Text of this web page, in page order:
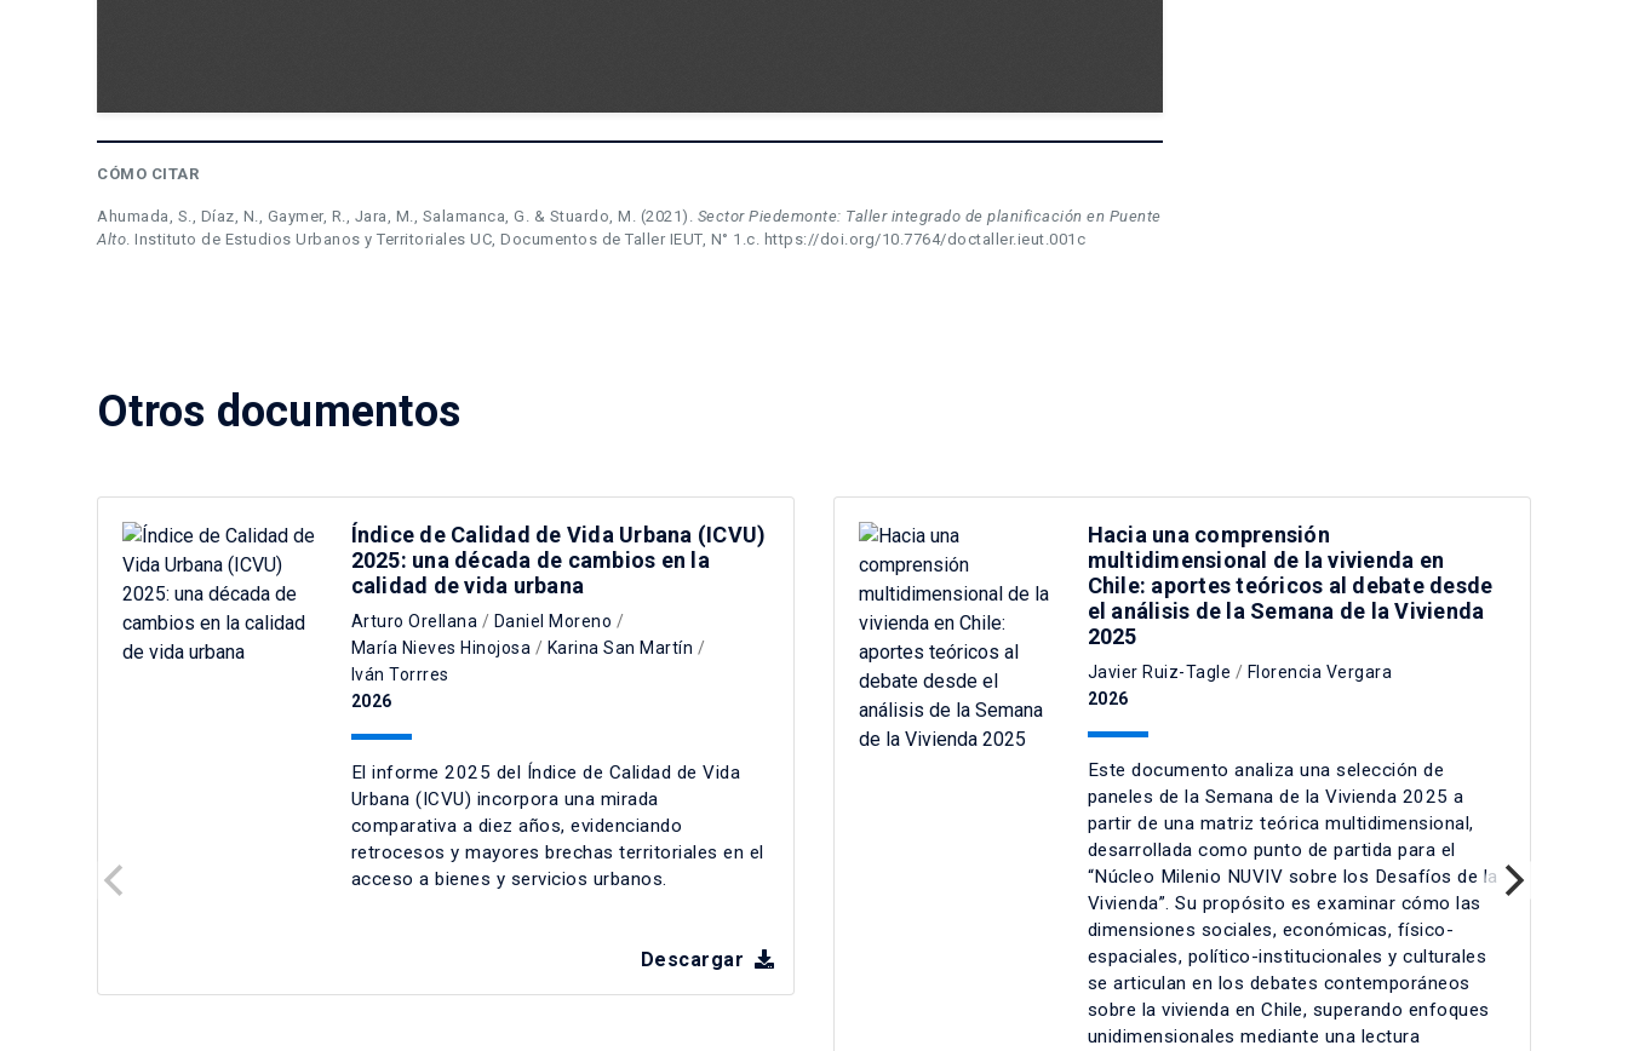
CÓMO CITAR
Ahumada, S., Díaz, N., Gaymer, R., Jara, M., Salamanca, G. & Stuardo, M. (2021). Sector Piedemonte: Taller integrado de planificación en Puente
Alto. Instituto de Estudios Urbanos y Territoriales UC, Documentos de Taller IEUT, N° 1.c. https://doi.org/10.7764/doctaller.ieut.001c
Otros documentos
Índice de Calidad de Vida Urbana (ICVU)
2025: una década de cambios en la
calidad de vida urbana
Arturo Orellana / Daniel Moreno /
María Nieves Hinojosa / Karina San Martín /
Iván Torrres
2026
El informe 2025 del Índice de Calidad de Vida
Urbana (ICVU) incorpora una mirada
comparativa a diez años, evidenciando
retrocesos y mayores brechas territoriales en el
acceso a bienes y servicios urbanos.
Descargar
Hacia una comprensión
multidimensional de la vivienda en
Chile: aportes teóricos al debate desde
el análisis de la Semana de la Vivienda
2025
Javier Ruiz-Tagle / Florencia Vergara
2026
Este documento analiza una selección de
paneles de la Semana de la Vivienda 2025 a
partir de una matriz teórica multidimensional,
desarrollada como punto de partida para el
“Núcleo Milenio NUVIV sobre los Desafíos de la
Vivienda”. Su propósito es examinar cómo las
dimensiones sociales, económicas, físico-
espaciales, político-institucionales y culturales
se articulan en los debates contemporáneos
sobre la vivienda en Chile, superando enfoques
unidimensionales mediante una lectura